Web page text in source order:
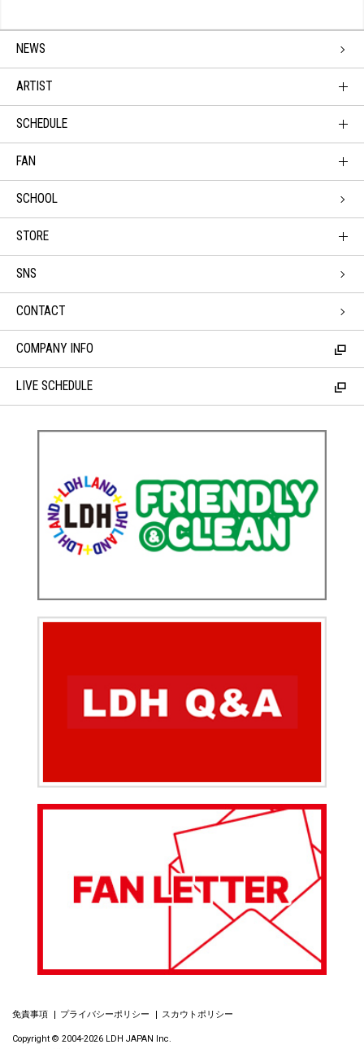
NEWS
ARTIST
SCHEDULE
FAN
SCHOOL
STORE
SNS
CONTACT
COMPANY INFO
LIVE SCHEDULE
免責事項 プライバシーポリシー スカウトポリシー
Copyright © 2004-2026 LDH JAPAN Inc.